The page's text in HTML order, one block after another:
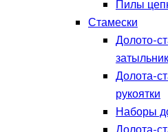
Пилы
Стамески
Долото-
Долота-
рукоятки
Наборы